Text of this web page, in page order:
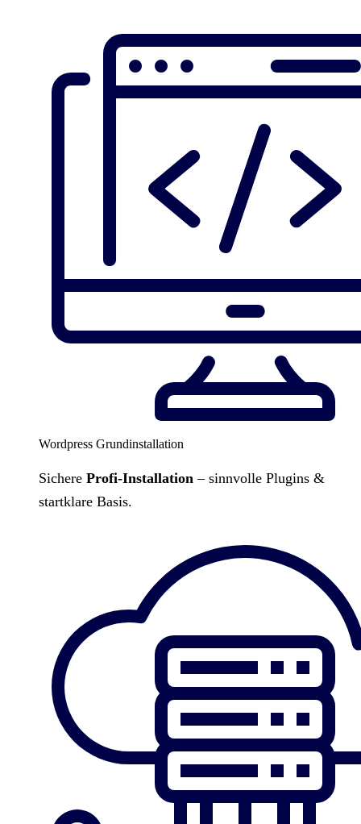
Wordpress Grundinstallation
Sichere Profi-Installation – sinnvolle Plugins &
startklare Basis.